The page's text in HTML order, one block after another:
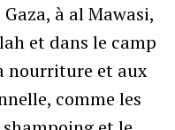
à al Mawasi,
et dans le camp
nourriture et aux
comme les